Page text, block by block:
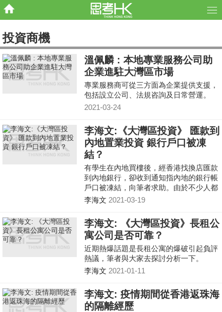
投資商機
溫佩麟 : 本地專業服務公司助
企業進駐大灣區市場
專業服務商可從三方面為企業提供支援，
包括設立公司、法規咨詢及日常營運。
2021-03-24
李海文:《大灣區投資》 匯款到
內地置業投資 銀行戶口被凍
結？
有學生在內地買樓後，經香港找換店匯款
到內地銀行，卻收到通知指內地的銀行帳
戶口被凍結，向筆者求助。由於不少人都
遇到同樣問題，今期一次過為大家拆解。
李海文 2021-03-19
李海文: 《大灣區投資》長租公
寓公司是否可靠？
近期熱爆話題是長租公寓的爆破引起負評
熱議，筆者與大家去探討分析一下。
李海文 2021-01-11
李海文: 疫情期間從香港返珠海
的隔離經歷